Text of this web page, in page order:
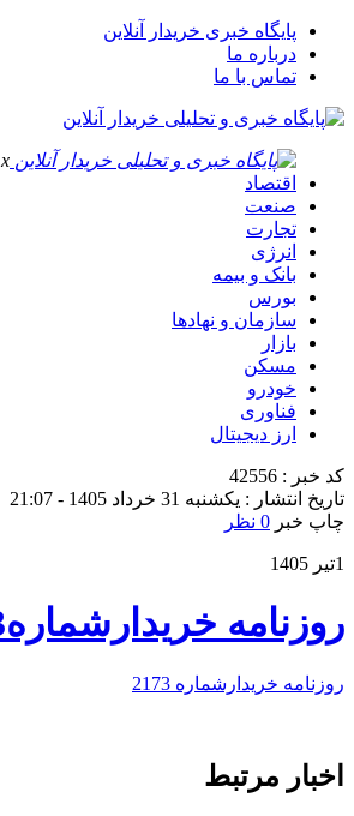
پایگاه خبری خریدار آنلاین
درباره ما
تماس با ما
x
اقتصاد
صنعت
تجارت
انرژی
بانک و بیمه
بورس
سازمان و نهادها
بازار
مسکن
خودرو
فناوری
ارز دیجیتال
کد خبر : 42556
تاریخ انتشار : یکشنبه 31 خرداد 1405 - 21:07
چاپ خبر 0 نظر
1تیر 1405
روزنامه خریدارشماره2173
روزنامه خریدارشماره 2173
اخبار مرتبط